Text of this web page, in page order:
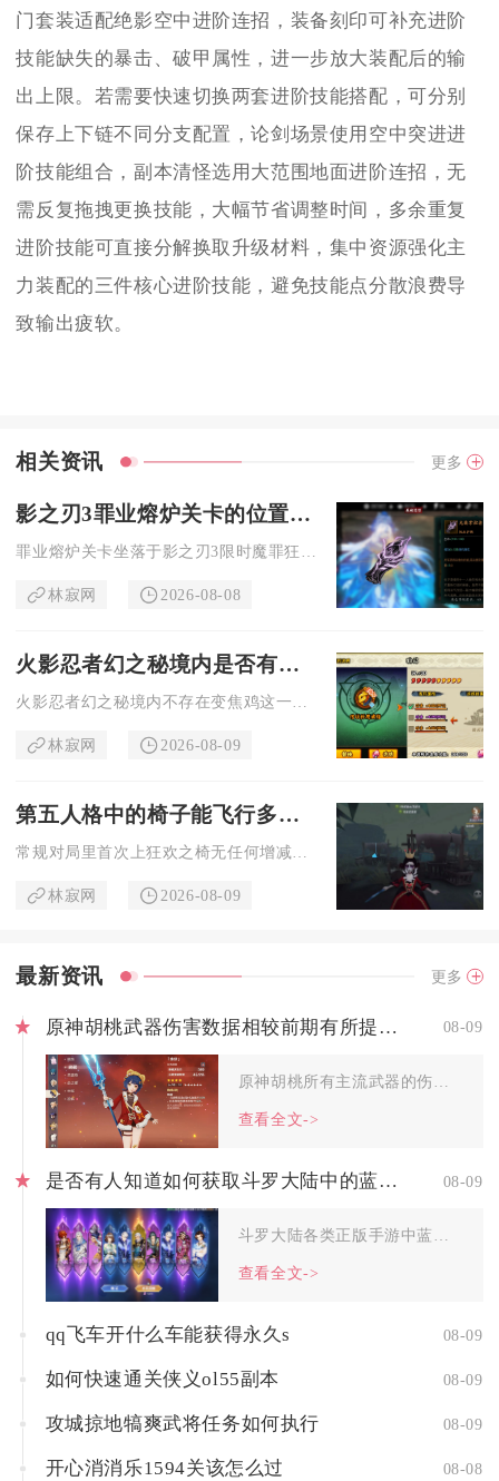
门套装适配绝影空中进阶连招，装备刻印可补充进阶
技能缺失的暴击、破甲属性，进一步放大装配后的输
出上限。若需要快速切换两套进阶技能搭配，可分别
保存上下链不同分支配置，论剑场景使用空中突进进
阶技能组合，副本清怪选用大范围地面进阶连招，无
需反复拖拽更换技能，大幅节省调整时间，多余重复
进阶技能可直接分解换取升级材料，集中资源强化主
力装配的三件核心进阶技能，避免技能点分散浪费导
致输出疲软。
相关资讯 更多
影之刃3罪业熔炉关卡的位置在哪里
林寂网 2026-08-08
火影忍者幻之秘境内是否有变焦鸡存在
林寂网 2026-08-09
第五人格中的椅子能飞行多长时间
常规对局里首次上狂欢之椅无任何增减益效果时，椅子完整升空淘汰...
林寂网 2026-08-09
最新资讯 更多
原神胡桃武器伤害数据相较前期有所提升吗 08-09
查看全文->
是否有人知道如何获取斗罗大陆中的蓝银草 08-09
查看全文->
qq飞车开什么车能获得永久s 08-09
如何快速通关侠义ol55副本 08-09
攻城掠地犒爽武将任务如何执行 08-09
开心消消乐1594关该怎么过 08-08